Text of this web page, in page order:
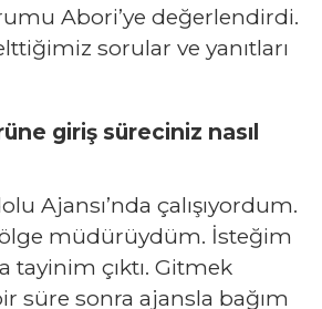
Abori’ye değerlendirdi.
sorular ve yanıtları
giriş süreciniz nasıl
Ajansı’nda çalışıyordum.
müdürüydüm. İsteğim
tayinim çıktı. Gitmek
süre sonra ajansla bağım